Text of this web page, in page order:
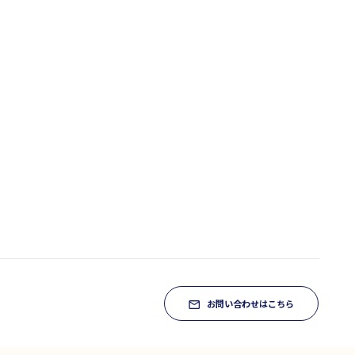
お問い合わせはこちら